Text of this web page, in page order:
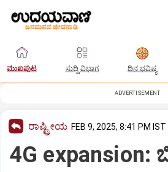
ಮುಖಪುಟ ಸುದ್ದಿ ವಿಭಾಗ ದಿನ ಭವಿಷ್ಯ
ADVERTISEMENT
ರಾಷ್ಟ್ರೀಯ FEB 9, 2025, 8:41 PM IST
4G expansion: